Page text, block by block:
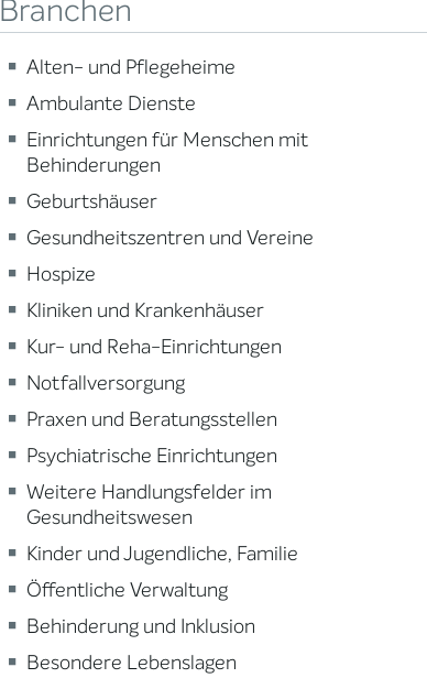
Branchen
Alten- und Pflegeheime
Ambulante Dienste
Einrichtungen für Menschen mit
Behinderungen
Geburtshäuser
Gesundheitszentren und Vereine
Hospize
Kliniken und Krankenhäuser
Kur- und Reha-Einrichtungen
Notfallversorgung
Praxen und Beratungsstellen
Psychiatrische Einrichtungen
Weitere Handlungsfelder im
Gesundheitswesen
Kinder und Jugendliche, Familie
Öffentliche Verwaltung
Behinderung und Inklusion
Besondere Lebenslagen